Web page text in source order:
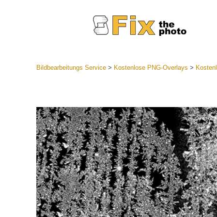
Günstige
Mobile
Bildbearbeitungs Service> Kostenlose PNG-Overlays >